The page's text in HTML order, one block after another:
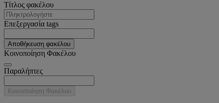
Tίτλος φακέλου
Επεξεργασία tags
Αποθήκευση φακέλου
Κοινοποίηση Φακέλου
Παραλήπτες
Κοινοποίηση Φακέλου